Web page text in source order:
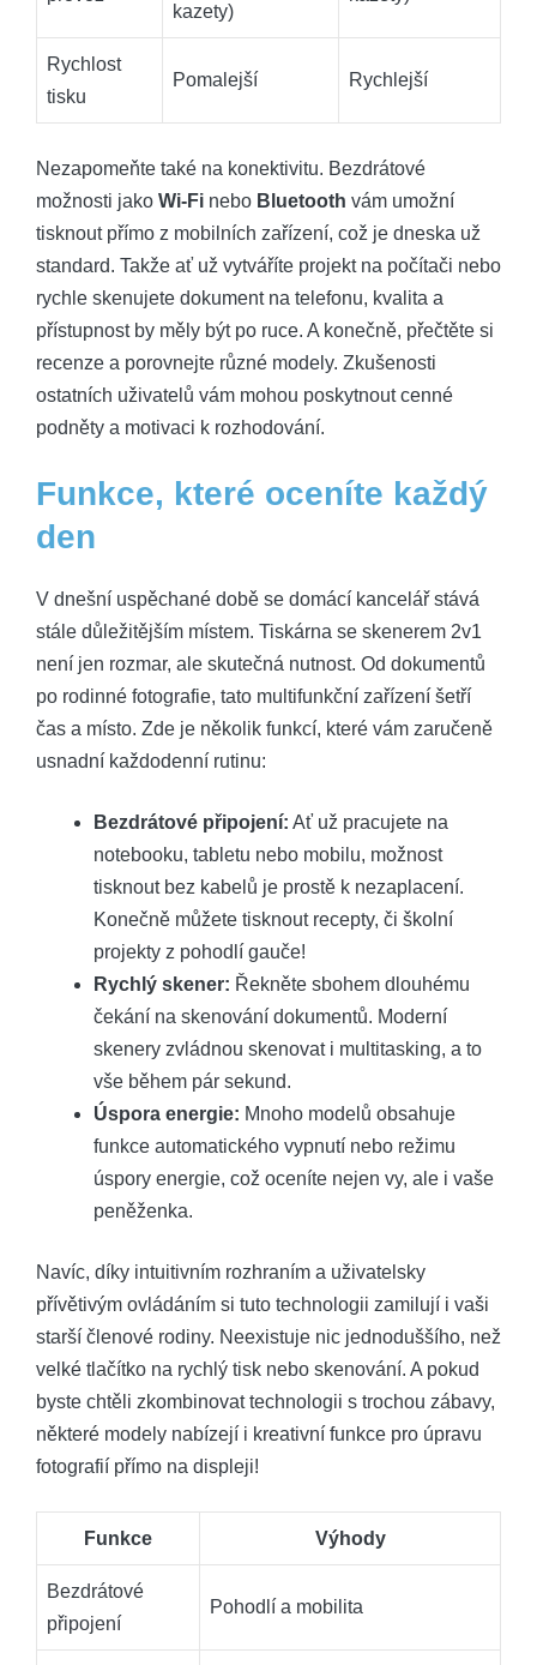
kazety)
Rychlost
tisku
Pomalejší Rychlejší
Nezapomeňte také na konektivitu. Bezdrátové
možnosti jako Wi-Fi nebo Bluetooth vám umožní
tisknout přímo z mobilních zařízení, což je dneska už
standard. Takže ať už vytváříte projekt na počítači nebo
rychle skenujete dokument na telefonu, kvalita a
přístupnost by měly být po ruce. A konečně, přečtěte si
recenze a porovnejte různé modely. Zkušenosti
ostatních uživatelů vám mohou poskytnout cenné
podněty a motivaci k rozhodování.
Funkce, které oceníte každý
den
V dnešní uspěchané době se domácí kancelář stává
stále důležitějším místem. Tiskárna se skenerem 2v1
není jen rozmar, ale skutečná nutnost. Od dokumentů
po rodinné fotografie, tato multifunkční zařízení šetří
čas a místo. Zde je několik funkcí, které vám zaručeně
usnadní každodenní rutinu:
Bezdrátové připojení: Ať už pracujete na
notebooku, tabletu nebo mobilu, možnost
tisknout bez kabelů je prostě k nezaplacení.
Konečně můžete tisknout recepty, či školní
projekty z pohodlí gauče!
Rychlý skener: Řekněte sbohem dlouhému
čekání na skenování dokumentů. Moderní
skenery zvládnou skenovat i multitasking, a to
vše během pár sekund.
Úspora energie: Mnoho modelů obsahuje
funkce automatického vypnutí nebo režimu
úspory energie, což oceníte nejen vy, ale i vaše
peněženka.
Navíc, díky intuitivním rozhraním a uživatelsky
přívětivým ovládáním si tuto technologii zamilují i vaši
starší členové rodiny. Neexistuje nic jednoduššího, než
velké tlačítko na rychlý tisk nebo skenování. A pokud
byste chtěli zkombinovat technologii s trochou zábavy,
některé modely nabízejí i kreativní funkce pro úpravu
fotografií přímo na displeji!
Funkce Výhody
Bezdrátové
připojení
Pohodlí a mobilita